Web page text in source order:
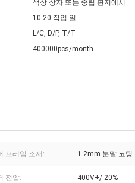
색상 상자 또는 중립 판지에서
10-20 작업 일
L/C, D/P, T/T
400000pcs/month
프레임 소재: 1.2mm 분말 코팅
전압: 400V+/-20%